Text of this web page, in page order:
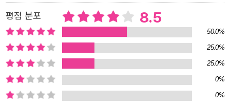
잔치를 열어 주기도 하는 존재인 것이다. 어느 날 동료 금파리의 텃세
로 위기에 처한 파리 부부 앞에 드디어 바다와 같은 넓은 마음을 지닌
은혜로운 주인 ‘신’이 나타난다. 파리 부부에게 앞으로 어떤 행복한 일
이 펼쳐지게 될까? ■ 작고 눈에 띄지 않는 하찮은 생명도 소중히!
‘신’이 살고 있는 보금자리는 파리 부부에게 그야말로 천국이 아닐 수
없다. 급하게 먹이를 먹어 치우지 않아도 될 정도로 책상 위, 방바닥,
쓰레기통 주변 여기저기에 사탕, 과자 부스러기, 먹다 만 사과 꼭지 등
평점 분포 8.5
50.0%
25.0%
25.0%
0%
0%